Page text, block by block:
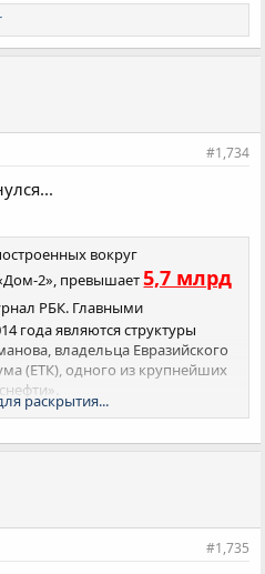
#1,734
вокруг
2», превышает5,7 млрд
РБК. Главными
года являются структуры
владельца Евразийского
(ЕТК), одного из крупнейших
«дочка» ЕТК, компания
«Дом-2», платил ей
или $36 млн в год,
раскрытия...
#1,735